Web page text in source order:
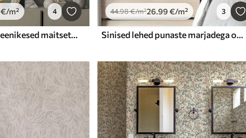
€/m² 4
Roheline salvei: peenikesed maitsetaimed ja õisikud, delikaatne muster
44.98€/m²26.99 €/m² 3
Sinised lehed punaste marjadega okstega